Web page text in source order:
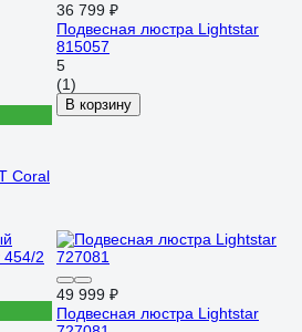
Coral
36 799 ₽
Подвесная люстра Lightstar
815057
5
(1)
В корзину
49 999 ₽
Подвесная люстра Lightstar